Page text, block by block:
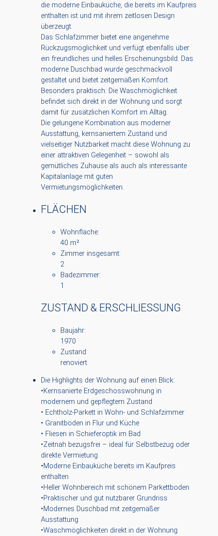
die moderne Einbauküche, die bereits im Kaufpreis
enthalten ist und mit ihrem zeitlosen Design
überzeugt.
Das Schlafzimmer bietet eine angenehme
Rückzugsmöglichkeit und verfügt ebenfalls über
ein freundliches und helles Erscheinungsbild. Das
moderne Duschbad wurde geschmackvoll
gestaltet und bietet zeitgemäßen Komfort.
Besonders praktisch: Die Waschmöglichkeit
befindet sich direkt in der Wohnung und sorgt
damit für zusätzlichen Komfort im Alltag.
Die gelungene Kombination aus moderner
Ausstattung, kernsaniertem Zustand und
vielseitiger Nutzbarkeit macht diese Wohnung zu
einer attraktiven Gelegenheit – sowohl als
gemütliches Zuhause als auch als interessante
Kapitalanlage mit guten
Vermietungsmöglichkeiten.
FLÄCHEN
Wohnfläche:
40 m²
Zimmer insgesamt:
2
Badezimmer:
1
ZUSTAND & ERSCHLIESSUNG
Baujahr:
1970
Zustand:
renoviert
Die Highlights der Wohnung auf einen Blick:
•Kernsanierte Erdgeschosswohnung in
modernem und gepflegtem Zustand
• Echtholz-Parkett in Wohn- und Schlafzimmer
• Granitböden in Flur und Küche
• Fliesen in Schieferoptik im Bad
•Zeitnah bezugsfrei – ideal für Selbstbezug oder
direkte Vermietung
•Moderne Einbauküche bereits im Kaufpreis
enthalten
•Heller Wohnbereich mit schönem Parkettboden
•Praktischer und gut nutzbarer Grundriss
•Modernes Duschbad mit zeitgemäßer
Ausstattung
•Waschmöglichkeiten direkt in der Wohnung